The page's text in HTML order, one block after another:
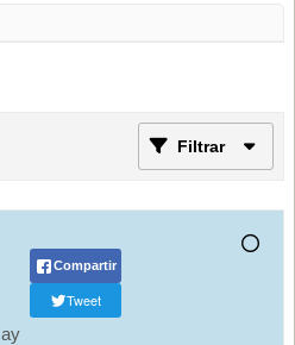
Filtrar
Compartir
Tweet